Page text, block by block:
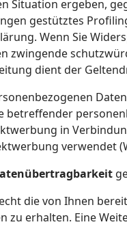
Situation ergeben,
gestütztes
Wenn Sie
zwingende
dient der
betreffender
in
verwendet
die von Ihnen
zu erhalten. Eine